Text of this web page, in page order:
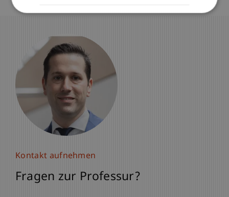
Kontakt aufnehmen
Fragen zur Professur?